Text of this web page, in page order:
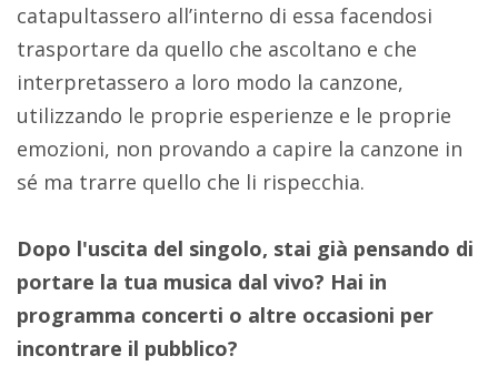
catapultassero all’interno di essa facendosi
trasportare da quello che ascoltano e che
interpretassero a loro modo la canzone,
utilizzando le proprie esperienze e le proprie
emozioni, non provando a capire la canzone in
sé ma trarre quello che li rispecchia.
Dopo l'uscita del singolo, stai già pensando di
portare la tua musica dal vivo? Hai in
programma concerti o altre occasioni per
incontrare il pubblico?